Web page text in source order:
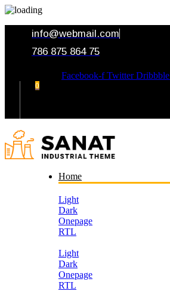
info@webmail.com
786 875 864 75
Facebook-f Twitter Dribbble
0
Home
Light
Dark
Onepage
RTL
Light
Dark
Onepage
RTL